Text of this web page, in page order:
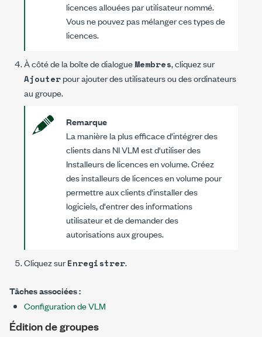
licences allouées par utilisateur nommé.
Vous ne pouvez pas mélanger ces types de
licences.
À côté de la boîte de dialogueMembres, cliquez sur
Ajouterpour ajouter des utilisateurs ou des ordinateurs
au groupe.
Remarque
La manière la plus efficace d'intégrer des
clients dans NI VLM est d'utiliser des
Installeurs de licences en volume. Créez
des installeurs de licences en volume pour
permettre aux clients d'installer des
logiciels, d'entrer des informations
utilisateur et de demander des
autorisations aux groupes.
Cliquez surEnregistrer.
Tâches associées :
Configuration de VLM
Édition de groupes